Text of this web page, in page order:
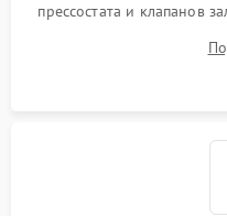
прессостата и клапанов
Восстановление